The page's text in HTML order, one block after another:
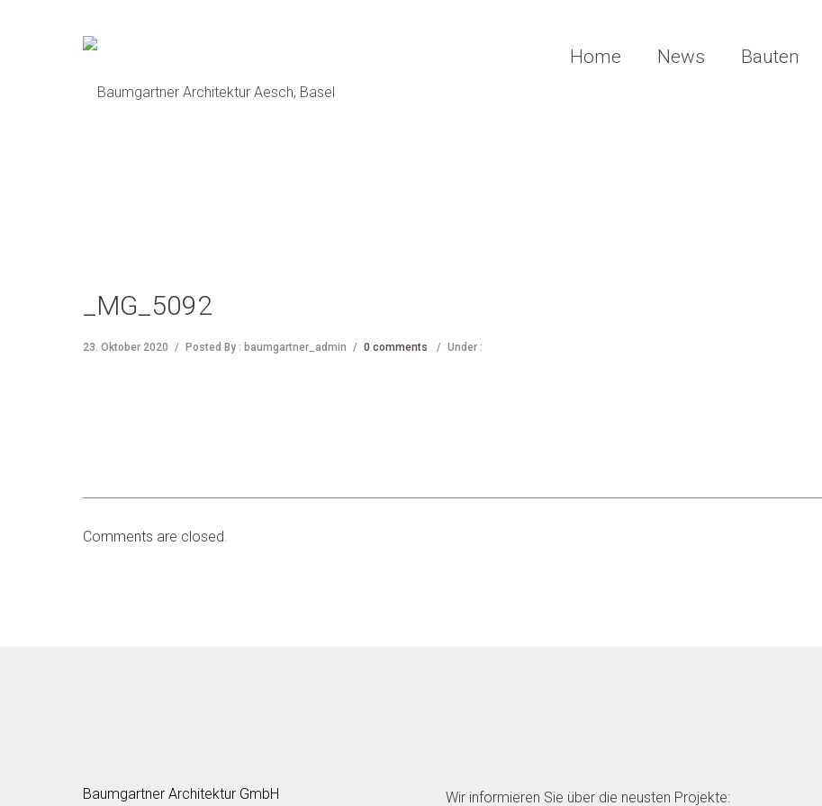
Home News Bauten
_MG_5092
23. Oktober 2020 / Posted By : baumgartner_admin / 0 comments / Under :
Comments are closed.
Baumgartner Architektur GmbH Wir informieren Sie über die neusten Projekte: